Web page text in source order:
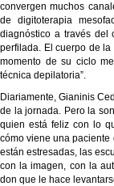
convergen muchos
de digitoterapia
diagnóstico a través
perfilada. El cuerpo de la
momento de su ciclo
técnica depilatoria”.
Diariamente, Gianinis
de la jornada. Pero la
quien está feliz con lo
cómo viene una
están estresadas, las
con la imagen, con la
don que le hace